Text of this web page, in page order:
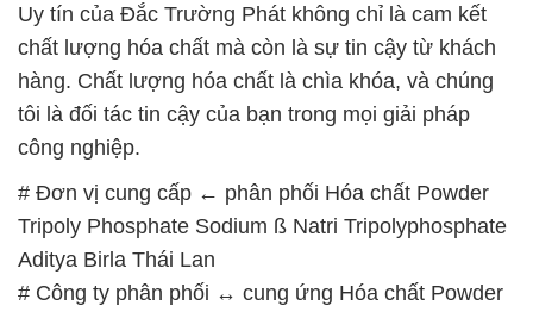
Uy tín của Đắc Trường Phát không chỉ là cam kết
chất lượng hóa chất mà còn là sự tin cậy từ khách
hàng. Chất lượng hóa chất là chìa khóa, và chúng
tôi là đối tác tin cậy của bạn trong mọi giải pháp
công nghiệp.
# Đơn vị cung cấp ← phân phối Hóa chất Powder
Tripoly Phosphate Sodium ß Natri Tripolyphosphate
Aditya Birla Thái Lan
# Công ty phân phối ↔ cung ứng Hóa chất Powder